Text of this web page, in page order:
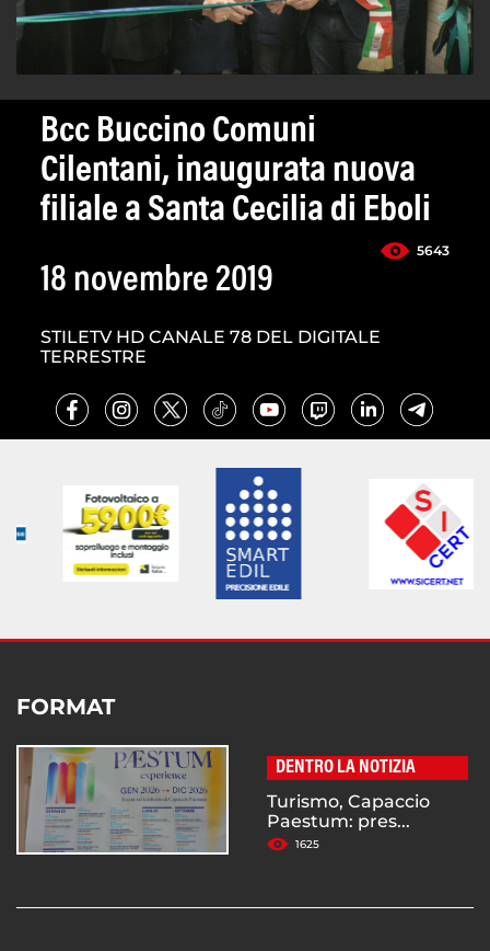
Bcc Buccino Comuni
Cilentani, inaugurata nuova
filiale a Santa Cecilia di Eboli
5643
18 novembre 2019
STILETV HD CANALE 78 DEL DIGITALE
TERRESTRE
FORMAT
DENTRO LA NOTIZIA
Turismo, Capaccio
Paestum: pres...
1625